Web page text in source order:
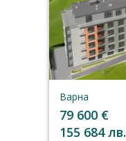
Варна
79 600 €
155 684 лв.